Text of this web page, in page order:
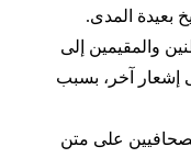
بعيدة المدى.
والمقيمين إلى
إشعار آخر، بسبب
على متن